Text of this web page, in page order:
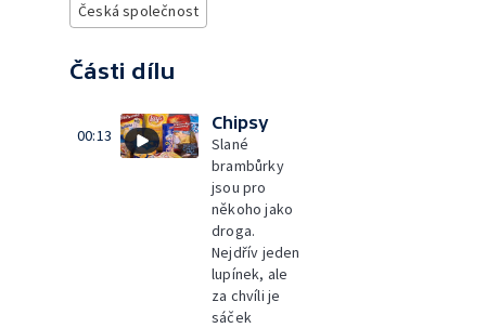
Česká společnost
Části dílu
00:13
Chipsy
Slané
brambůrky
jsou pro
někoho jako
droga.
Nejdřív jeden
lupínek, ale
za chvíli je
sáček